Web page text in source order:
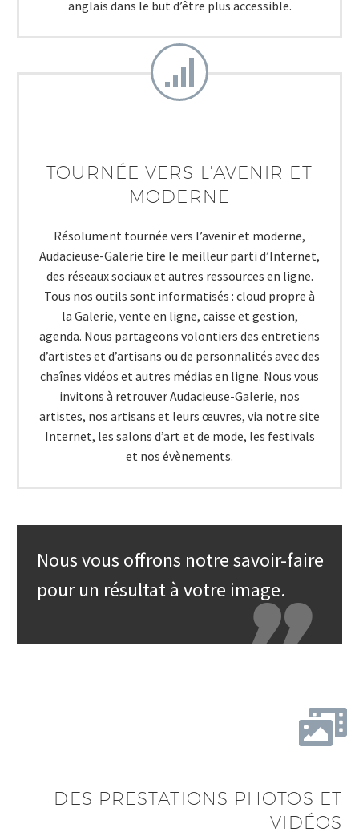
anglais dans le but d’être plus accessible.
TOURNÉE VERS L'AVENIR ET
MODERNE
Résolument tournée vers l’avenir et moderne,
Audacieuse-Galerie tire le meilleur parti d’Internet,
des réseaux sociaux et autres ressources en ligne.
Tous nos outils sont informatisés : cloud propre à
la Galerie, vente en ligne, caisse et gestion,
agenda. Nous partageons volontiers des entretiens
d’artistes et d’artisans ou de personnalités avec des
chaînes vidéos et autres médias en ligne. Nous vous
invitons à retrouver Audacieuse-Galerie, nos
artistes, nos artisans et leurs œuvres, via notre site
Internet, les salons d’art et de mode, les festivals
et nos évènements.
Nous vous offrons notre savoir-faire
pour un résultat à votre image.
DES PRESTATIONS PHOTOS ET
VIDÉOS